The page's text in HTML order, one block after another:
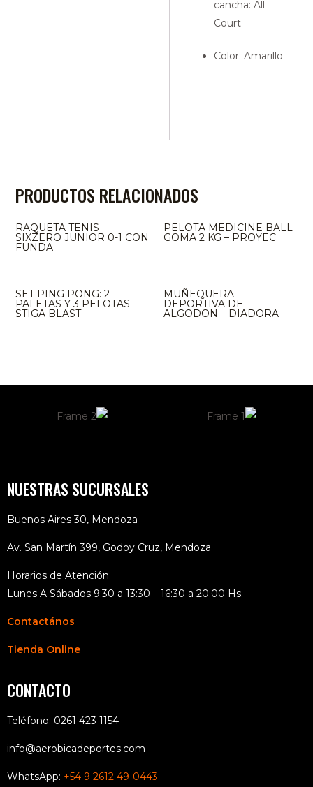
cancha: All
Court
Color: Amarillo
PRODUCTOS RELACIONADOS
RAQUETA TENIS –
SIXZERO JUNIOR 0-1 CON
FUNDA
PELOTA MEDICINE BALL
GOMA 2 KG – PROYEC
SET PING PONG: 2
PALETAS Y 3 PELOTAS –
STIGA BLAST
MUÑEQUERA
DEPORTIVA DE
ALGODON – DIADORA
NUESTRAS SUCURSALES
Buenos Aires 30, Mendoza
Av. San Martín 399, Godoy Cruz, Mendoza
Horarios de Atención
Lunes A Sábados 9:30 a 13:30 – 16:30 a 20:00 Hs.
Contactános
Tienda Online
CONTACTO
Teléfono: 0261 423 1154
info@aerobicadeportes.com
WhatsApp: +54 9 2612 49-0443